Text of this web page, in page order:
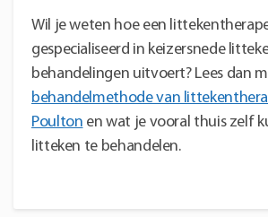
Wil je weten hoe een
gespecialiseerd in keizersnede
behandelingen uitvoert? Lees dan
behandelmethode van
Poulton en wat je vooral thuis zelf
litteken te behandelen.